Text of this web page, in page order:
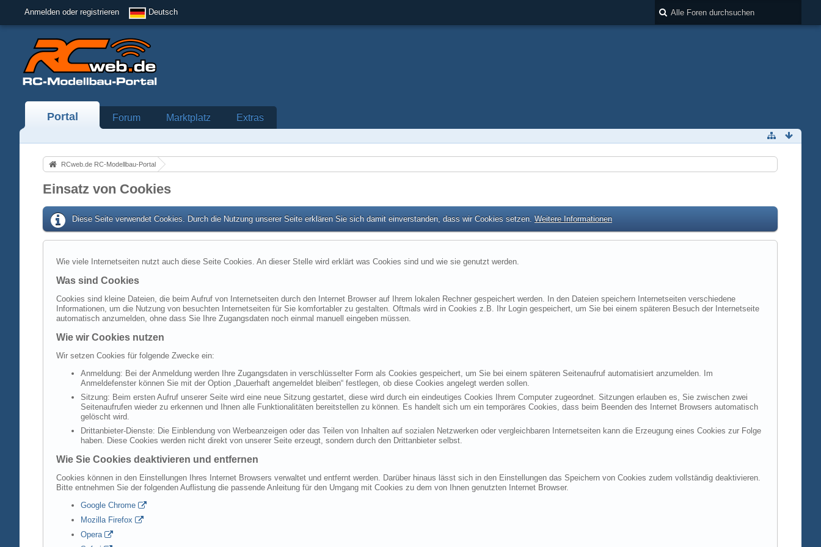
Anmelden oder registrieren Deutsch
Portal Forum Marktplatz Extras
RCweb.de RC-Modellbau-Portal
Einsatz von Cookies
Diese Seite verwendet Cookies. Durch die Nutzung unserer Seite erklären Sie sich damit einverstanden, dass wir Cookies setzen. Weitere Informationen
Wie viele Internetseiten nutzt auch diese Seite Cookies. An dieser Stelle wird erklärt was Cookies sind und wie sie genutzt werden.
Was sind Cookies
Cookies sind kleine Dateien, die beim Aufruf von Internetseiten durch den Internet Browser auf Ihrem lokalen Rechner gespeichert werden. In den Dateien speichern Internetseiten verschiedene
Informationen, um die Nutzung von besuchten Internetseiten für Sie komfortabler zu gestalten. Oftmals wird in Cookies z.B. Ihr Login gespeichert, um Sie bei einem späteren Besuch der Internetseite
automatisch anzumelden, ohne dass Sie Ihre Zugangsdaten noch einmal manuell eingeben müssen.
Wie wir Cookies nutzen
Wir setzen Cookies für folgende Zwecke ein:
Anmeldung: Bei der Anmeldung werden Ihre Zugangsdaten in verschlüsselter Form als Cookies gespeichert, um Sie bei einem späteren Seitenaufruf automatisiert anzumelden. Im
Anmeldefenster können Sie mit der Option „Dauerhaft angemeldet bleiben“ festlegen, ob diese Cookies angelegt werden sollen.
Sitzung: Beim ersten Aufruf unserer Seite wird eine neue Sitzung gestartet, diese wird durch ein eindeutiges Cookies Ihrem Computer zugeordnet. Sitzungen erlauben es, Sie zwischen zwei
Seitenaufrufen wieder zu erkennen und Ihnen alle Funktionalitäten bereitstellen zu können. Es handelt sich um ein temporäres Cookies, dass beim Beenden des Internet Browsers automatisch
gelöscht wird.
Drittanbieter-Dienste: Die Einblendung von Werbeanzeigen oder das Teilen von Inhalten auf sozialen Netzwerken oder vergleichbaren Internetseiten kann die Erzeugung eines Cookies zur Folge
haben. Diese Cookies werden nicht direkt von unserer Seite erzeugt, sondern durch den Drittanbieter selbst.
Wie Sie Cookies deaktivieren und entfernen
Cookies können in den Einstellungen Ihres Internet Browsers verwaltet und entfernt werden. Darüber hinaus lässt sich in den Einstellungen das Speichern von Cookies zudem vollständig deaktivieren.
Bitte entnehmen Sie der folgenden Auflistung die passende Anleitung für den Umgang mit Cookies zu dem von Ihnen genutzten Internet Browser.
Google Chrome
Mozilla Firefox
Opera